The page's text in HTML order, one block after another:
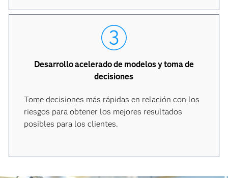
Desarrollo acelerado de modelos y toma de
decisiones
Tome decisiones más rápidas en relación con los
riesgos para obtener los mejores resultados
posibles para los clientes.